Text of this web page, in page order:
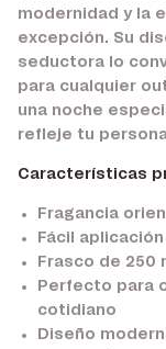
modernidad y la
excepción. Su
seductora lo
para cualquier
una noche
refleje tu
Características
Fragancia
Fácil
Frasco de 250
Perfecto para
cotidiano
Diseño